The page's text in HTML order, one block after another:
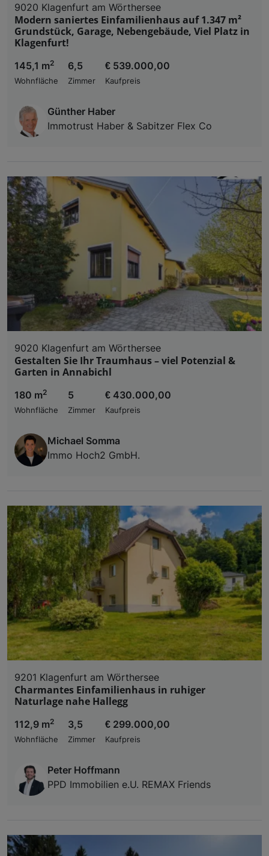
9020 Klagenfurt am Wörthersee
Modern saniertes Einfamilienhaus auf 1.347 m²
Grundstück, Garage, Nebengebäude, Viel Platz in
Klagenfurt!
145,1 m2
Wohnfläche
6,5
Zimmer
€ 539.000,00
Kaufpreis
Günther Haber
Immotrust Haber & Sabitzer Flex Co
9020 Klagenfurt am Wörthersee
Gestalten Sie Ihr Traumhaus – viel Potenzial &
Garten in Annabichl
180 m2
Wohnfläche
5
Zimmer
€ 430.000,00
Kaufpreis
Michael Somma
Immo Hoch2 GmbH.
9201 Klagenfurt am Wörthersee
Charmantes Einfamilienhaus in ruhiger
Naturlage nahe Hallegg
112,9 m2
Wohnfläche
3,5
Zimmer
€ 299.000,00
Kaufpreis
Peter Hoffmann
PPD Immobilien e.U. REMAX Friends